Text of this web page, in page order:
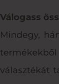
Válogass
Mindegy,
termékekből
választékát